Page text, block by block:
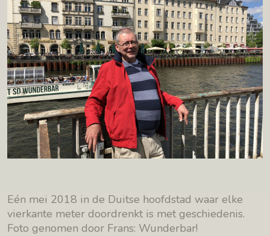
Eén mei 2018 in de Duitse hoofdstad waar elke
vierkante meter doordrenkt is met geschiedenis.
Foto genomen door Frans: Wunderbar!